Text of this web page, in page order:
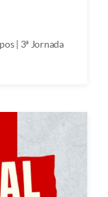
| 3ª Jornada